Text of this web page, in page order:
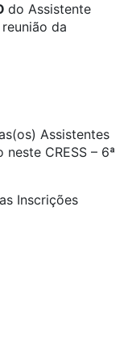
do Assistente
da
Assistentes
CRESS – 6ª
Inscrições